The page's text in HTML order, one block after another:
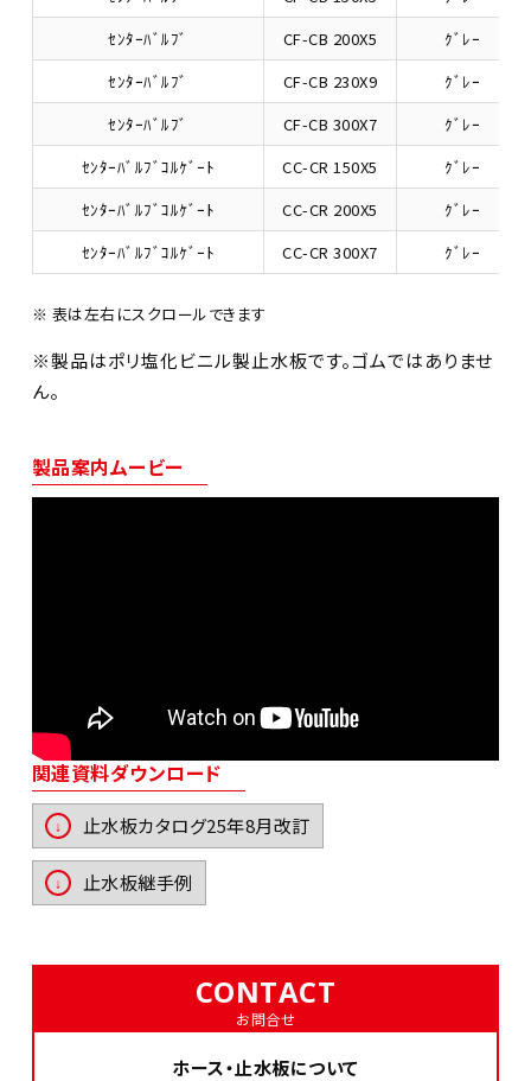
ｾﾝﾀｰﾊﾞﾙﾌﾞ
CF-CB 200X5
ｸﾞﾚｰ
ｾﾝﾀｰﾊﾞﾙﾌﾞ
CF-CB 230X9
ｸﾞﾚｰ
ｾﾝﾀｰﾊﾞﾙﾌﾞ
CF-CB 300X7
ｸﾞﾚｰ
ｾﾝﾀｰﾊﾞﾙﾌﾞｺﾙｹﾞｰﾄ
CC-CR 150X5
ｸﾞﾚｰ
ｾﾝﾀｰﾊﾞﾙﾌﾞｺﾙｹﾞｰﾄ
CC-CR 200X5
ｸﾞﾚｰ
ｾﾝﾀｰﾊﾞﾙﾌﾞｺﾙｹﾞｰﾄ
CC-CR 300X7 ｸﾞﾚｰ
※製品はポリ塩化ビニル製止水板です。ゴムではありませ
ん。
製品案内ムービー
関連資料ダウンロード
止水板カタログ25年8月改訂
止水板継手例
CONTACT
お問合せ
ホース・止水板について